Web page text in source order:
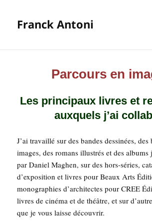
Franck Antoni
Parcours en
Les principaux livres et
auxquels j’ai
J’ai tra­vaillé sur des bandes des­si­nées,
images, des romans illus­trés et des albums
par Daniel Maghen, sur des hors-séries,
d’ex­po­si­tion et livres pour Beaux Arts
mono­gra­phies d’ar­chi­tectes pour CREE
livres de ciné­ma et de théâtre, et sur
que je vous laisse découvrir.